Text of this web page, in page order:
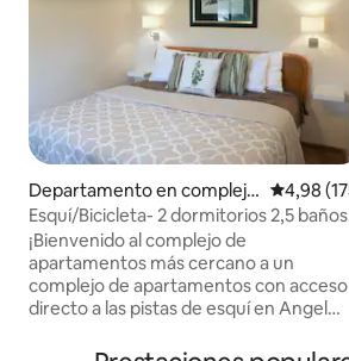
Departamento en complejo
residencial en Angel Fire
4,98
Esquí/Bicicleta- 2 dormitorios 2,5
Balcón y patio privado
¡Bienvenido al complejo de
apartamentos más cercano a un
complejo de apartamentos con acceso
directo a las pistas de esquí en Angel
verano e invierno. • Balcón con vistas a